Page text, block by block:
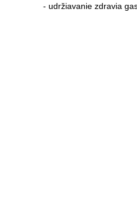
- udržiavanie zdravia